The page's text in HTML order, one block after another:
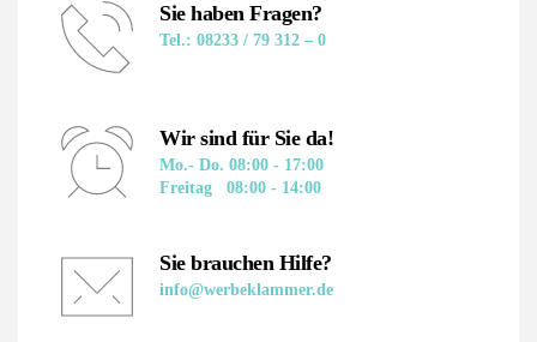
Sie haben Fragen?
Tel.: 08233 / 79 312 – 0
Wir sind für Sie da!
Mo.- Do. 08:00 - 17:00
Freitag   08:00 - 14:00
Sie brauchen Hilfe?
info@werbeklammer.de